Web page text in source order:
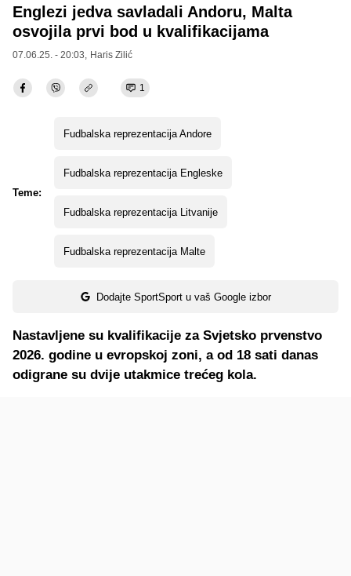
Englezi jedva savladali Andoru, Malta
osvojila prvi bod u kvalifikacijama
07.06.25. - 20:03, Haris Zilić
1
Teme:
Fudbalska reprezentacija Andore
Fudbalska reprezentacija Engleske
Fudbalska reprezentacija Litvanije
Fudbalska reprezentacija Malte
Dodajte SportSport u vaš Google izbor
Nastavljene su kvalifikacije za Svjetsko prvenstvo
2026. godine u evropskoj zoni, a od 18 sati danas
odigrane su dvije utakmice trećeg kola.